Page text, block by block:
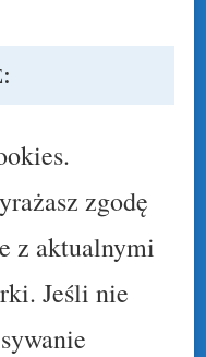
zgodę
z aktualnymi
Jeśli nie